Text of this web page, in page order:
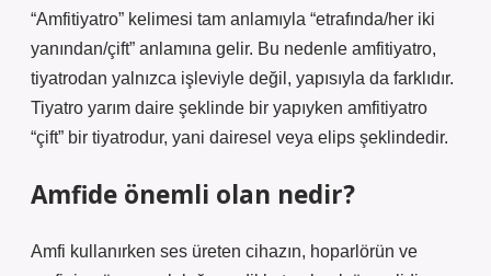
“Amfitiyatro” kelimesi tam anlamıyla “etrafında/her iki
yanından/çift” anlamına gelir. Bu nedenle amfitiyatro,
tiyatrodan yalnızca işleviyle değil, yapısıyla da farklıdır.
Tiyatro yarım daire şeklinde bir yapıyken amfitiyatro
“çift” bir tiyatrodur, yani dairesel veya elips şeklindedir.
Amfide önemli olan nedir?
Amfi kullanırken ses üreten cihazın, hoparlörün ve